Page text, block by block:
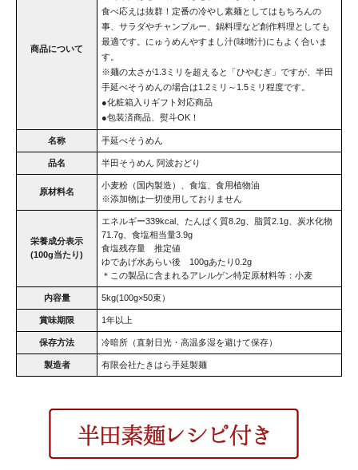
商品について
食べ応えは抜群！定番の冷やし素麺としてはもちろんの
事、サラダやチャンプルー、鍋料理など創作料理としても
最適です。にゅうめんやすまし汁(味噌汁)にもよく合いま
す。
※麺の太さが1.3ミリを超えると「ひやむぎ」ですが、半田
手延べそうめんの場合は1.2ミリ～1.5ミリ程度です。
●化粧箱入りギフト対応商品
●包装済商品、熨斗OK！
名称 手延べそうめん
品名 半田そうめん 阿波おどり
原材料名
小麦粉（国内製造）、食塩、食用植物油
※添加物は一切使用しておりません
栄養成分表示
(100g当たり)
エネルギー339kcal、たんぱく質8.2g、脂質2.1g、炭水化物
71.7g、食塩相当量3.9g
食塩残存量 推定値
ゆであげ水あらい後 100gあたり0.2g
＊この製品に含まれるアレルゲン特定原材料等：小麦
内容量 5kg(100g×50束）
賞味期限 1年以上
保存方法 冷暗所（直射日光・高温多湿を避けて保存）
製造者 有限会社たきはら手延製麺